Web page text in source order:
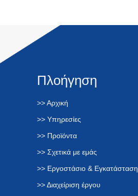
Πλοήγηση
>> Αρχική
>> Υπηρεσίες
>> Προϊόντα
>> Σχετικά με εμάς
>> Εργοστάσιο & Εγκατάσταση
>> Διαχείριση έργου